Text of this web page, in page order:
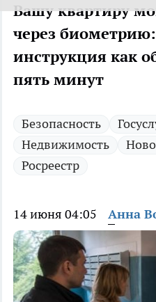
Вашу квартиру
через
инструкция как
пять минут
Безопасность
Недвижимость
Росреестр
14 июня 04:05 Анна